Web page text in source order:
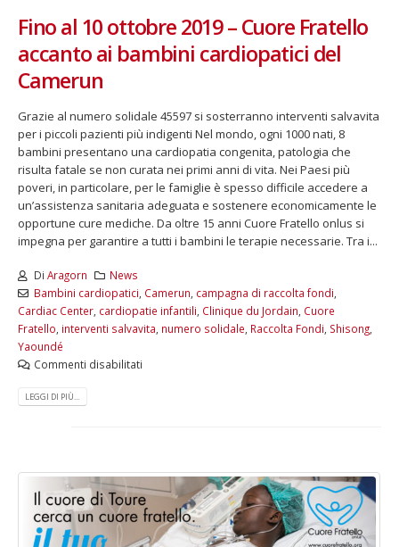
Fino al 10 ottobre 2019 – Cuore Fratello
accanto ai bambini cardiopatici del
Camerun
Grazie al numero solidale 45597 si sosterranno interventi salvavita
per i piccoli pazienti più indigenti Nel mondo, ogni 1000 nati, 8
bambini presentano una cardiopatia congenita, patologia che
risulta fatale se non curata nei primi anni di vita. Nei Paesi più
poveri, in particolare, per le famiglie è spesso difficile accedere a
un’assistenza sanitaria adeguata e sostenere economicamente le
opportune cure mediche. Da oltre 15 anni Cuore Fratello onlus si
impegna per garantire a tutti i bambini le terapie necessarie. Tra i...
Di Aragorn
News
Bambini cardiopatici Camerun campagna di raccolta fondi
Cardiac Center cardiopatie infantili Clinique du Jordain Cuore
Fratello interventi salvavita numero solidale Raccolta Fondi Shisong
Yaoundé
Commenti disabilitati
LEGGI DI PIÙ...